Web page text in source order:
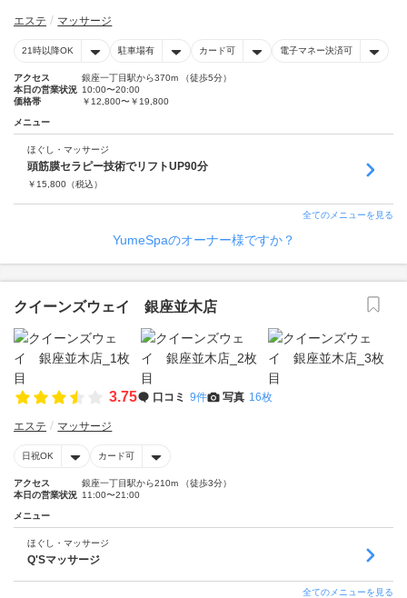
エステ マッサージ
21時以降OK 駐車場有 カード可 電子マネー決済可
アクセス
銀座一丁目駅から370m （徒歩5分）
本日の営業状況 10:00〜20:00
価格帯
￥12,800〜￥19,800
メニュー
ほぐし・マッサージ
頭筋膜セラピー技術でリフトUP90分
￥ 15,800 （税込）
全てのメニューを見る
YumeSpaのオーナー様ですか？
クイーンズウェイ 銀座並木店
3.75 口コミ 9件 写真 16枚
エステ マッサージ
日祝OK カード可
アクセス
銀座一丁目駅から210m （徒歩3分）
本日の営業状況 11:00〜21:00
メニュー
ほぐし・マッサージ
Q'Sマッサージ
全てのメニューを見る